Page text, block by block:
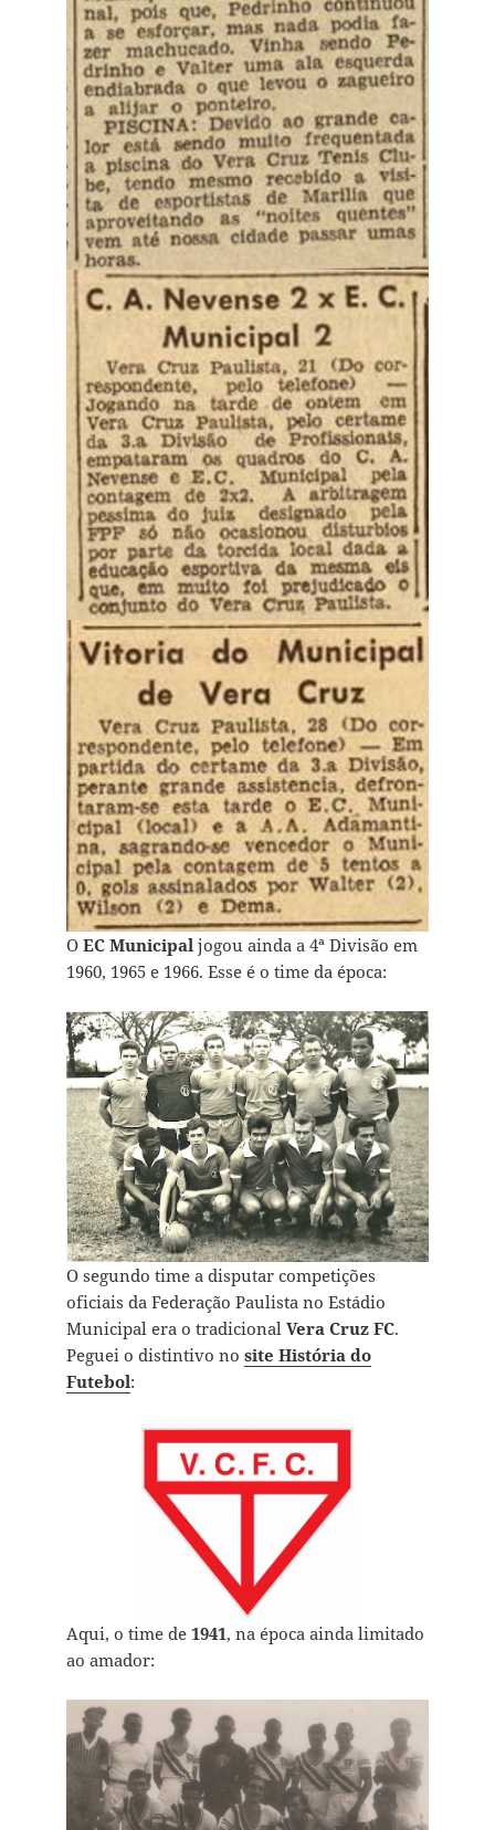
O EC Municipaljogou ainda a 4ª Divisão em
1960, 1965 e 1966. Esse é o time da época:
O segundo time a disputar competições
oficiais da Federação Paulista no Estádio
Municipal era o tradicional Vera Cruz FC.
Peguei o distintivo no site História do
Futebol:
Aqui, o time de 1941, na época ainda limitado
ao amador: